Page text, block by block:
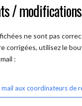
/ modifications
ne sont pas
corrigées, utilisez le
:
mail aux coordinateurs de